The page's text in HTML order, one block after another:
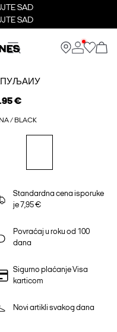
SAD
SAD
€
/ BLACK
Standardna cena isporuke
je 7,95 €
Povraćaj u roku od 100
dana
Sigurno plaćanje Visa
karticom
Novi artikli svakog dana